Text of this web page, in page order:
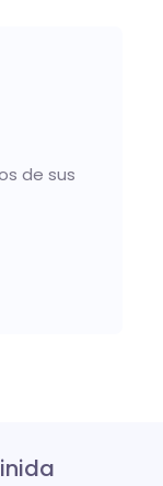
de sus